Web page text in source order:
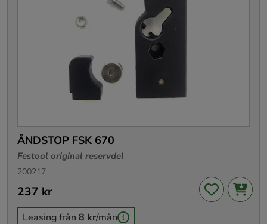
ÄNDSTOP FSK 670
Festool original reservdel
200217
Pris: 237 kr
237 kr
Leasing från 8 kr/mån